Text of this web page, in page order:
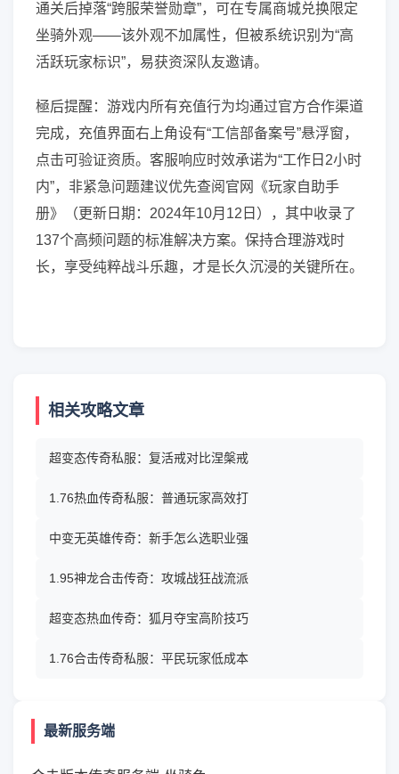
通关后掉落“跨服荣誉勋章”，可在专属商城兑换限定
坐骑外观——该外观不加属性，但被系统识别为“高
活跃玩家标识”，易获资深队友邀请。
極后提醒：游戏内所有充值行为均通过官方合作渠道
完成，充值界面右上角设有“工信部备案号”悬浮窗，
点击可验证资质。客服响应时效承诺为“工作日2小时
内”，非紧急问题建议优先查阅官网《玩家自助手
册》（更新日期：2024年10月12日），其中收录了
137个高频问题的标准解决方案。保持合理游戏时
长，享受纯粹战斗乐趣，才是长久沉浸的关键所在。
相关攻略文章
超变态传奇私服：复活戒对比涅槃戒
1.76热血传奇私服：普通玩家高效打
中变无英雄传奇：新手怎么选职业强
1.95神龙合击传奇：攻城战狂战流派
超变态热血传奇：狐月夺宝高阶技巧
1.76合击传奇私服：平民玩家低成本
最新服务端